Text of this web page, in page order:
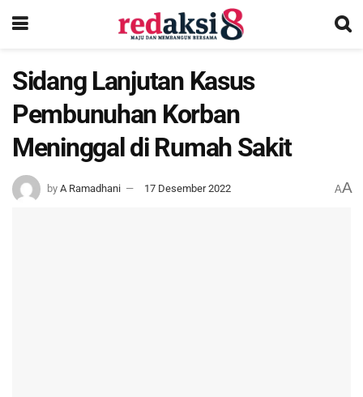
Sidang Lanjutan Kasus
Pembunuhan Korban
Meninggal di Rumah Sakit
by A Ramadhani 17 Desember 2022 AA